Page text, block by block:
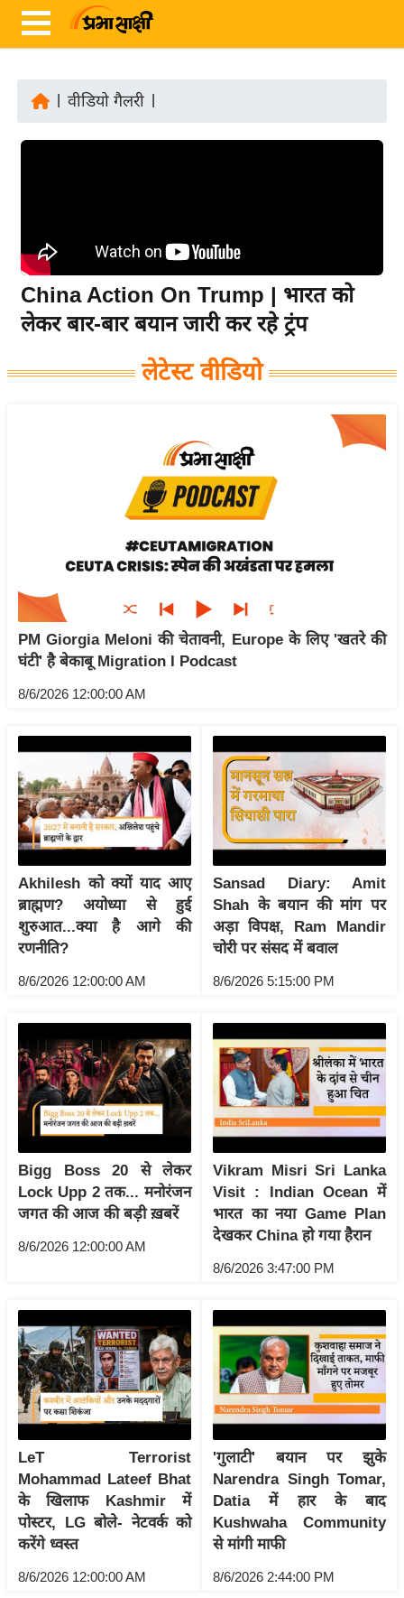
रा
ष्ट्री
य
अं
र्रा
ग
ज
ग
त
वि
ज्ञ
रा
य
ब
ज
ट
खे
ल
के
I
P
L
2
2
6
क्रा
-
पे
प
र
मि
ल
बे
मि
सा
ल
वीडियो गैलरी
China Action On Trump | भारत को
लेकर बार-बार बयान जारी कर रहे ट्रंप
लेटेस्ट वीडियो
PM Giorgia Meloni की चेतावनी, Europe के लिए 'खतरे की
घंटी' है बेकाबू Migration I Podcast
8/6/2026 12:00:00 AM
Akhilesh को क्यों याद आए
ब्राह्मण? अयोध्या से हुई
शुरुआत...क्या है आगे की
रणनीति?
8/6/2026 12:00:00 AM
Sansad Diary: Amit
Shah के बयान की मांग पर
अड़ा विपक्ष, Ram Mandir
चोरी पर संसद में बवाल
8/6/2026 5:15:00 PM
Bigg Boss 20 से लेकर
Lock Upp 2 तक... मनोरंजन
जगत की आज की बड़ी ख़बरें
8/6/2026 12:00:00 AM
Vikram Misri Sri Lanka
Visit : Indian Ocean में
भारत का नया Game Plan
देखकर China हो गया हैरान
8/6/2026 3:47:00 PM
LeT Terrorist
Mohammad Lateef Bhat
के खिलाफ Kashmir में
पोस्टर, LG बोले- नेटवर्क को
करेंगे ध्वस्त
8/6/2026 12:00:00 AM
'गुलाटी' बयान पर झुके
Narendra Singh Tomar,
Datia में हार के बाद
Kushwaha Community
से मांगी माफी
8/6/2026 2:44:00 PM